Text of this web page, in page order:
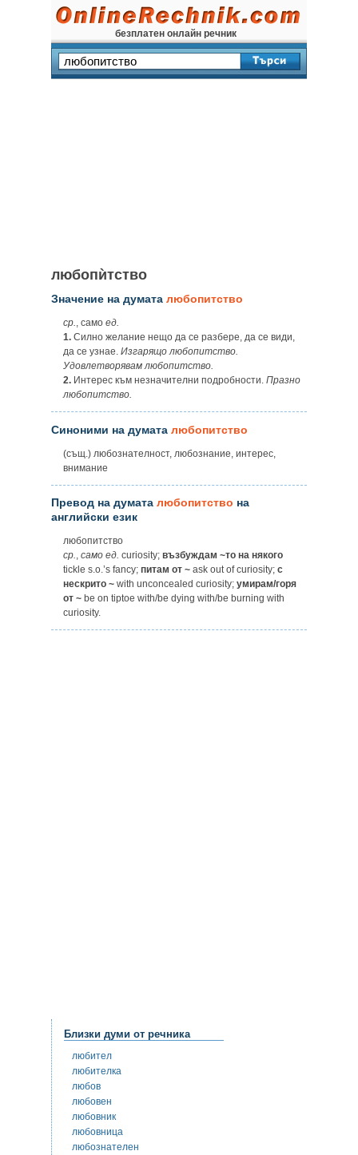
безплатен онлайн речник
любопѝтство
Значение на думата любопитство
ср., само ед.
1. Силно желание нещо да се разбере, да се види,
да се узнае. Изгарящо любопитство.
Удовлетворявам любопитство.
2. Интерес към незначителни подробности. Празно
любопитство.
Синоними на думата любопитство
(същ.) любознателност, любознание, интерес,
внимание
Превод на думата любопитство на
английски език
любопитство
ср., само ед. curiosity; възбуждам ~то на някого
tickle s.o.’s fancy; питам от ~ ask out of curiosity; с
нескрито ~ with unconcealed curiosity; умирам/горя
от ~ be on tiptoe with/be dying with/be burning with
curiosity.
Близки думи от речника
любител
любителка
любов
любовен
любовник
любовница
любознателен